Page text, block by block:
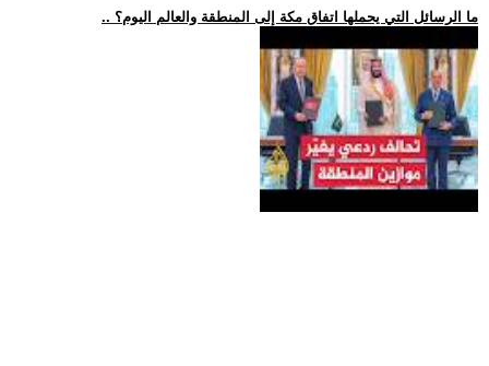
.. ما الرسائل التي يحملها اتفاق مكة إلى المنطقة والعالم اليوم؟